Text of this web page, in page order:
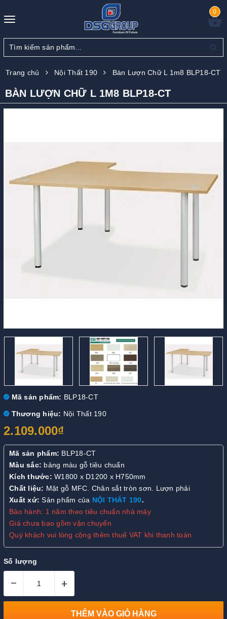
Toggle
0
Trang chủ Nội Thất 190 Bàn Lượn Chữ L 1m8 BLP18-CT
BÀN LƯỢN CHỮ L 1M8 BLP18-CT
Mã sản phẩm: BLP18-CT
Thương hiệu: Nội Thất 190
2.109.000₫
Mã sản phẩm: BLP18-CT
Màu sắc: bảng màu gỗ tiêu chuẩn
Kích thước: W1800 x D1200 x H750mm
Chất liệu: Mặt gỗ MFC. Chân sắt tròn sơn. Lượn phải
Xuất xứ: Sản phẩm của NỘI THẤT 190.
Bảo hành: 1 năm theo tiêu chuẩn nhà máy
Giá chưa bao gồm vận chuyển
Quý khách vui lòng cộng thêm thuế VAT khi thanh toán
Số lượng
– +
THÊM VÀO GIỎ HÀNG